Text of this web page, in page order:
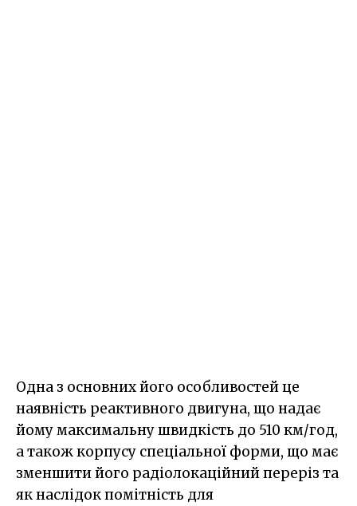
Одна з основних його особливостей це
наявність реактивного двигуна, що надає
йому максимальну швидкість до 510 км/год,
а також корпусу спеціальної форми, що має
зменшити його радіолокаційний переріз та
як наслідок помітність для